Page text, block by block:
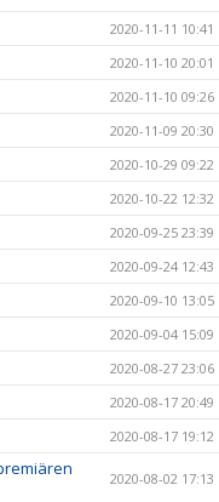
2020-11-11 10:41
2020-11-10 20:01
2020-11-10 09:26
2020-11-09 20:30
2020-10-29 09:22
2020-10-22 12:32
2020-09-25 23:39
2020-09-24 12:43
2020-09-10 13:05
2020-09-04 15:09
2020-08-27 23:06
2020-08-17 20:49
2020-08-17 19:12
2020-08-02 17:13